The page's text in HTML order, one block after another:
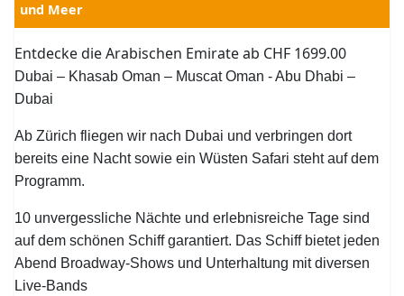
und Meer
Entdecke die Arabischen Emirate ab CHF 1699.00
Dubai – Khasab Oman – Muscat Oman - Abu Dhabi –
Dubai
Ab Zürich fliegen wir nach Dubai und verbringen dort
bereits eine Nacht sowie ein Wüsten Safari steht auf dem
Programm.
10 unvergessliche Nächte und erlebnisreiche Tage sind
auf dem schönen Schiff garantiert. Das Schiff bietet jeden
Abend Broadway-Shows und Unterhaltung mit diversen
Live-Bands